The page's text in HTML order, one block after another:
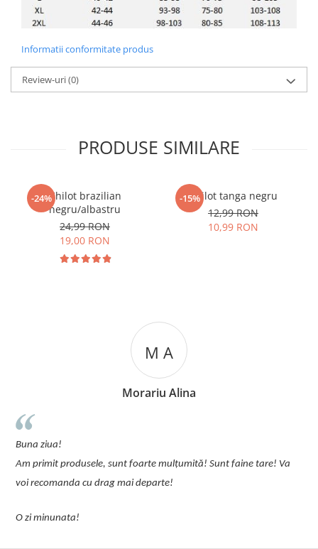
Informatii conformitate produs
Review-uri(0)
PRODUSE SIMILARE
-24%Chilot brazilian
negru/albastru
24,99 RON
19,00 RON
-15%Chilot tanga negru
12,99 RON
10,99 RON
M A
Morariu Alina
Buna ziua!
Am primit produsele, sunt foarte mulțumită! Sunt faine tare! Va
voi recomanda cu drag mai departe!
O zi minunata!